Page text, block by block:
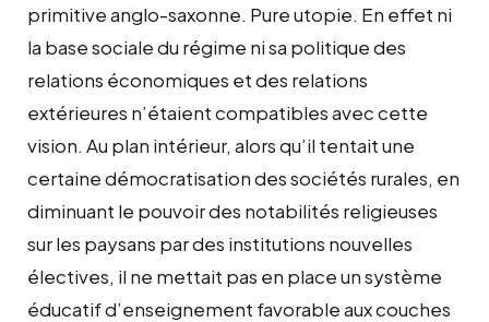
primitive anglo-saxonne. Pure utopie. En effet ni
la base sociale du régime ni sa politique des
relations économiques et des relations
extérieures n’étaient compatibles avec cette
vision. Au plan intérieur, alors qu’il tentait une
certaine démocratisation des sociétés rurales, en
diminuant le pouvoir des notabilités religieuses
sur les paysans par des institutions nouvelles
électives, il ne mettait pas en place un système
éducatif d’enseignement favorable aux couches